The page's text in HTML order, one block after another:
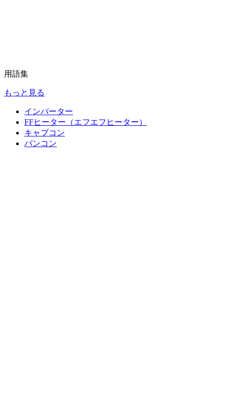
用語集
もっと見る
インバーター
FFヒーター（エフエフヒーター）
キャブコン
バンコン